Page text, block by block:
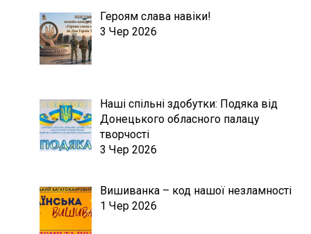
Героям слава навіки!
3 Чер 2026
Наші спільні здобутки: Подяка від
Донецького обласного палацу
творчості
3 Чер 2026
Вишиванка – код нашої незламності
1 Чер 2026